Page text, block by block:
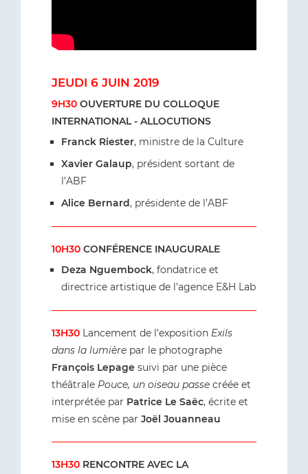
JEUDI 6 JUIN 2019
9H30 OUVERTURE DU COLLOQUE
INTERNATIONAL - ALLOCUTIONS
Franck Riester, ministre de la Culture
Xavier Galaup, président sortant de
l’ABF
Alice Bernard, présidente de l’ABF
10H30 CONFÉRENCE INAUGURALE
Deza Nguembock, fondatrice et
directrice artistique de l’agence E&H Lab
13H30 Lancement de l’exposition Exils
dans la lumière par le photographe
François Lepage suivi par une pièce
théâtrale Pouce, un oiseau passe créée et
interprétée par Patrice Le Saëc, écrite et
mise en scène par Joël Jouanneau
13H30 RENCONTRE AVEC LA